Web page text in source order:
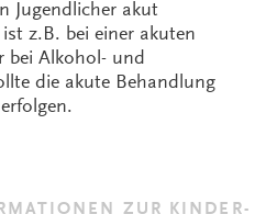
Jugendlicher akut
z.B. bei einer akuten
bei Alkohol- und
die akute Behandlung
ZUR KINDER-